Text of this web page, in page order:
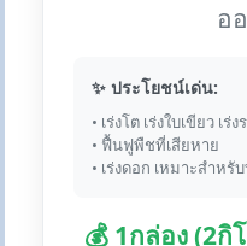
อ
✨ ประโยชน์เด่น:
• เร่งโต เร่งใบเขียว เร่ง
• ฟื้นฟูพืชที่เสียหาย
• เร่งดอก เหมาะสำหรั
💰 1กล่อง (2กิ